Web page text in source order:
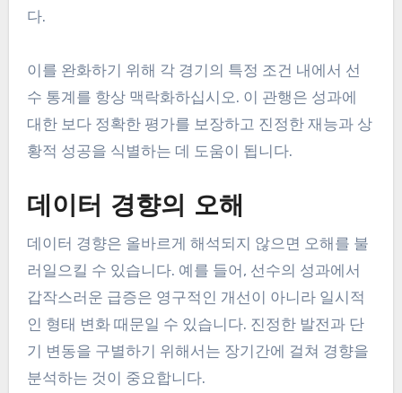
다.
이를 완화하기 위해 각 경기의 특정 조건 내에서 선
수 통계를 항상 맥락화하십시오. 이 관행은 성과에
대한 보다 정확한 평가를 보장하고 진정한 재능과 상
황적 성공을 식별하는 데 도움이 됩니다.
데이터 경향의 오해
데이터 경향은 올바르게 해석되지 않으면 오해를 불
러일으킬 수 있습니다. 예를 들어, 선수의 성과에서
갑작스러운 급증은 영구적인 개선이 아니라 일시적
인 형태 변화 때문일 수 있습니다. 진정한 발전과 단
기 변동을 구별하기 위해서는 장기간에 걸쳐 경향을
분석하는 것이 중요합니다.